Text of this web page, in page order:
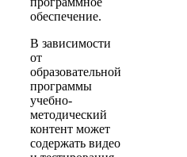
обеспечение.
В зависимости
от
образовательной
программы
учебно-
методический
контент может
содержать видео